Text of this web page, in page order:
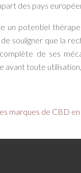
des pays
un potentiel
souligner que la
de ses
avant toute
marques de CBD en